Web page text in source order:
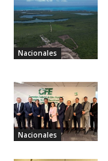
Nacionales
Nacionales